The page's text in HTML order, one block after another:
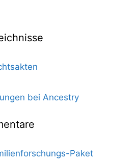
bei Ancestry
Paket